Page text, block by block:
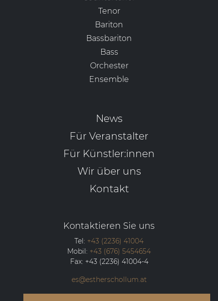
Tenor
Bariton
Bassbariton
Bass
Orchester
Ensemble
News
Für Veranstalter
Für Künstler:innen
Wir über uns
Kontakt
Kontaktieren Sie uns
Tel: +43 (2236) 41004
Mobil: +43 (676) 5454654
Fax: +43 (2236) 41004-4
es@estherschollum.at